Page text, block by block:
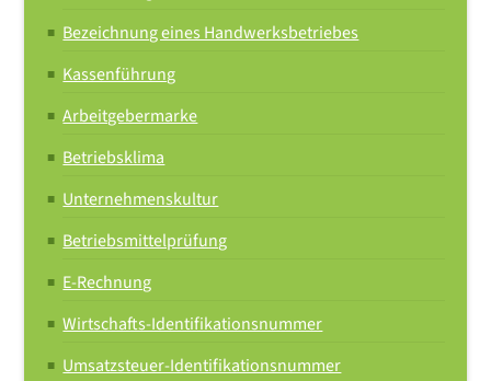
ab 01.10.2024
13,95
Bezeichnung eines Handwerksbetriebes
Kassenführung
Arbeitgebermarke
Betriebsklima
Unternehmenskultur
Betriebsmittelprüfung
E-Rechnung
Wirtschafts-Identifikationsnummer
Umsatzsteuer-Identifikationsnummer